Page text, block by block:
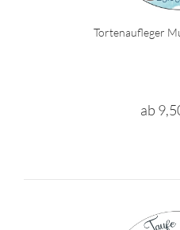
Tortenaufleger
ab